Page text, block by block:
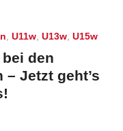
U11w U13w U15w
den
Jetzt geht’s